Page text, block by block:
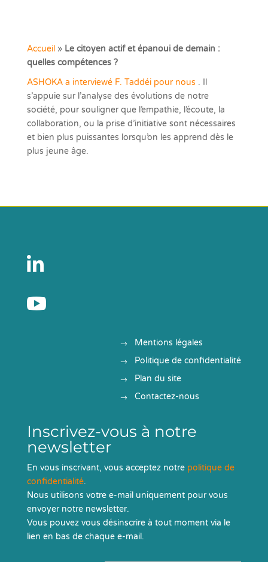
Accueil» Le citoyen actif et épanoui de demain :
quelles compétences ?
ASHOKA a interviewé F. Taddéi pour nous . Il
s’appuie sur l’analyse des évolutions de notre
société, pour souligner que l’empathie, l’écoute, la
collaboration, ou la prise d’initiative sont nécessaires
et bien plus puissantes lorsqu’on les apprend dès le
plus jeune âge.


Mentions légales
Politique de confidentialité
Plan du site
Contactez-nous
Inscrivez-vous à notre
newsletter
En vous inscrivant, vous acceptez notre politique de
confidentialité.
Nous utilisons votre e-mail uniquement pour vous
envoyer notre newsletter.
Vous pouvez vous désinscrire à tout moment via le
lien en bas de chaque e-mail.